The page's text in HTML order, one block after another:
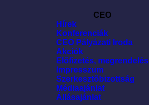
CEO
Hírek
Konferenciák
CEO Pályázati Iroda
Akciók
Elõfizetés, megrendelés
Impresszum
Szerkesztõbizottság
Médiaajánlat
Állásajánlat